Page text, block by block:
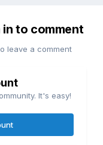
to comment
leave a comment
It's easy!